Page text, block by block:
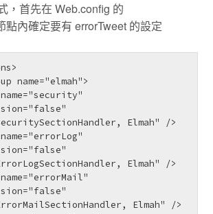
，首先在 Web.config 的
點內確定要有 errorTweet 的設定
Elmah" />
Elmah" />
Elmah" />